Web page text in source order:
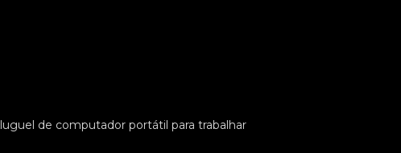
aluguel de computador portátil para trabalhar